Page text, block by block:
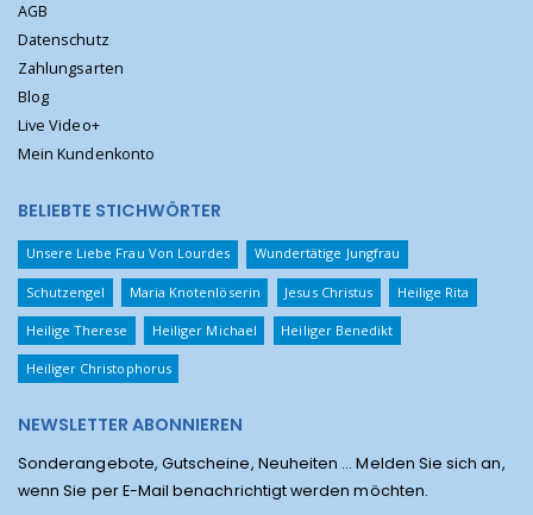
AGB
Datenschutz
Zahlungsarten
Blog
Live Video+
Mein Kundenkonto
BELIEBTE STICHWÖRTER
Unsere Liebe Frau Von Lourdes Wundertätige Jungfrau
Schutzengel Maria Knotenlöserin Jesus Christus Heilige Rita
Heilige Therese Heiliger Michael Heiliger Benedikt
Heiliger Christophorus
NEWSLETTER ABONNIEREN
Sonderangebote, Gutscheine, Neuheiten ... Melden Sie sich an,
wenn Sie per E-Mail benachrichtigt werden möchten.